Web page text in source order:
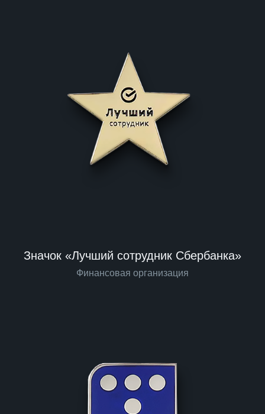
Значок «Лучший сотрудник Сбербанка»
Финансовая организация